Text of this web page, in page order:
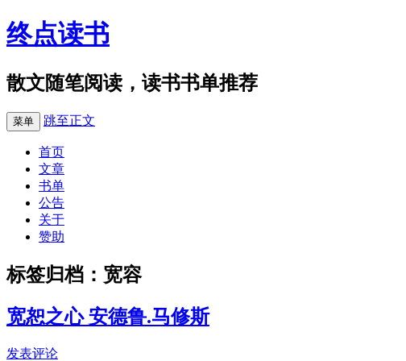
终点读书
散文随笔阅读，读书书单推荐
菜单 跳至正文
首页
文章
书单
公告
关于
赞助
标签归档： 宽容
宽恕之心 安德鲁.马修斯
发表评论